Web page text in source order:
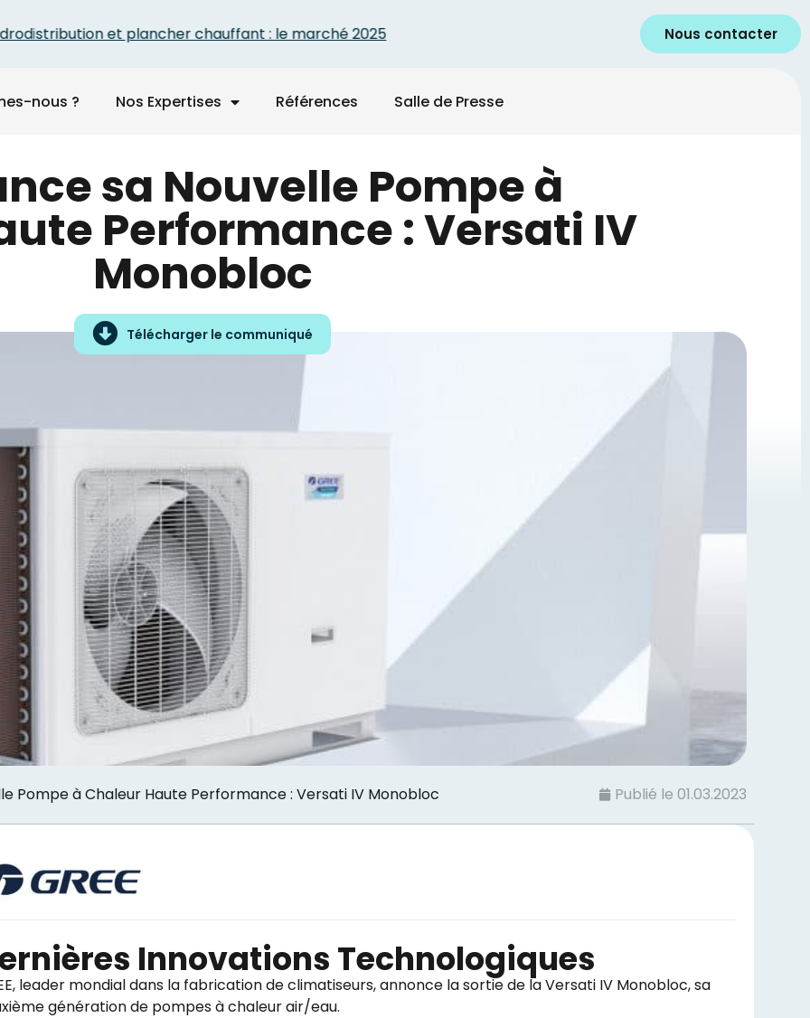
et plancher chauffant : le marché 2025 Tec7 Fast : la colle hybride ultra
Nous contacter
nous ? Nos Expertises Références Salle de Presse
sa Nouvelle Pompe à
Performance : Versati IV
Monobloc
Télécharger le communiqué
Pompe à Chaleur Haute Performance : Versati IV Monobloc Publié le 01.03.2023
Innovations Technologiques
leader mondial dans la fabrication de climatiseurs, annonce la sortie de la Versati IV Monobloc, sa
génération de pompes à chaleur air/eau.